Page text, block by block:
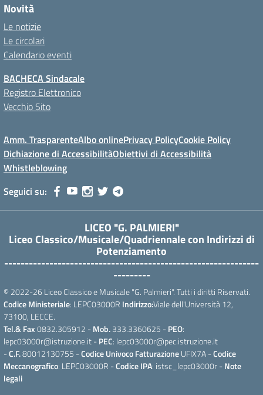
Novità
Le notizie
Le circolari
Calendario eventi
BACHECA Sindacale
Registro Elettronico
Vecchio Sito
Amm. TrasparenteAlbo onlinePrivacy PolicyCookie Policy
Dichiazione di AccessibilitàObiettivi di Accessibilità
Whistleblowing
Seguici su:
LICEO "G. PALMIERI"
Liceo Classico/Musicale/Quadriennale con Indirizzi di
Potenziamento
--------------------------------------------------------------
---------
© 2022-26 Liceo Classico e Musicale "G. Palmieri". Tutti i diritti Riservati.
Codice Ministeriale: LEPC03000R Indirizzo:Viale dell'Università 12,
73100, LECCE.
Tel.& Fax0832.305912 - Mob.333.3360625 - PEO:
lepc03000r@istruzione.it - PEC: lepc03000r@pec.istruzione.it
-C.F.80012130755 -Codice Univoco FatturazioneUFIX7A -Codice
Meccanografico: LEPC03000R -Codice IPA: istsc_lepc03000r - Note
legali